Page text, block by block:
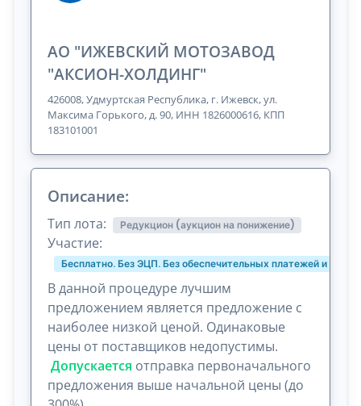
АО "ИЖЕВСКИЙ МОТОЗАВОД
"АКСИОН-ХОЛДИНГ"
426008, Удмуртская Республика, г. Ижевск, ул.
Максима Горького, д. 90, ИНН 1826000616, КПП
183101001
Описание:
Тип лота: Редукцион (аукцион на понижение)
Участие:
Бесплатно. Без ЭЦП. Без обеспечительных платежей и
В данной процедуре лучшим
предложением является предложение с
наиболее низкой ценой. Одинаковые
цены от поставщиков недопустимы.
Допускается отправка первоначального
предложения выше начальной цены (до